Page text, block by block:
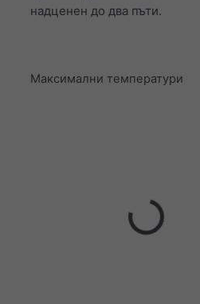
надценен до два пъти.
Максимални температури